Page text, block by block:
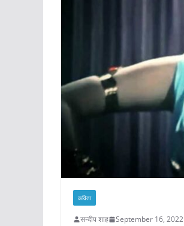
कविता
सन्दीप शाह September 16, 2022